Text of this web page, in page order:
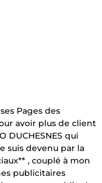
Pages des
avoir plus de client
qui
suis devenu par la
, couplé à mon
publicitaires